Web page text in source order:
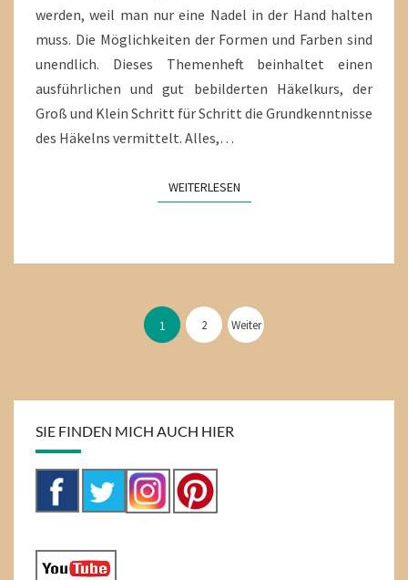
werden, weil man nur eine Nadel in der Hand halten
muss. Die Möglichkeiten der Formen und Farben sind
unendlich. Dieses Themenheft beinhaltet einen
ausführlichen und gut bebilderten Häkelkurs, der
Groß und Klein Schritt für Schritt die Grundkenntnisse
des Häkelns vermittelt. Alles,…
WEITERLESENWEITERLESEN
Seitennummerierung
der
Beiträge
1 2 Weiter
SIE FINDEN MICH AUCH HIER